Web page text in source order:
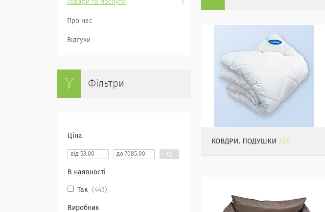
КОВДРИ, ПОДУШКИ 27
Товари та послуги
Про нас
Відгуки
Фільтри
Ціна
В наявності
Так 443
Виробник